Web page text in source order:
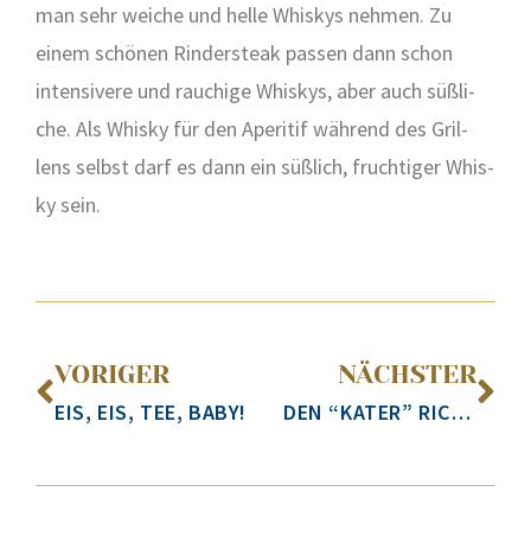
man sehr wei­che und hel­le Whis­kys neh­men. Zu
einem schö­nen Rin­der­steak pas­sen dann schon
inten­si­ve­re und rau­chi­ge Whis­kys, aber auch süß­li­
che. Als Whis­ky für den Ape­ri­tif wäh­rend des Gril­
lens selbst darf es dann ein süß­lich, fruch­ti­ger Whis­
ky sein.
VORIGER
EIS, EIS, TEE, BABY!
NÄCHSTER
DEN “KATER” RICHTIG FÜTTERN!